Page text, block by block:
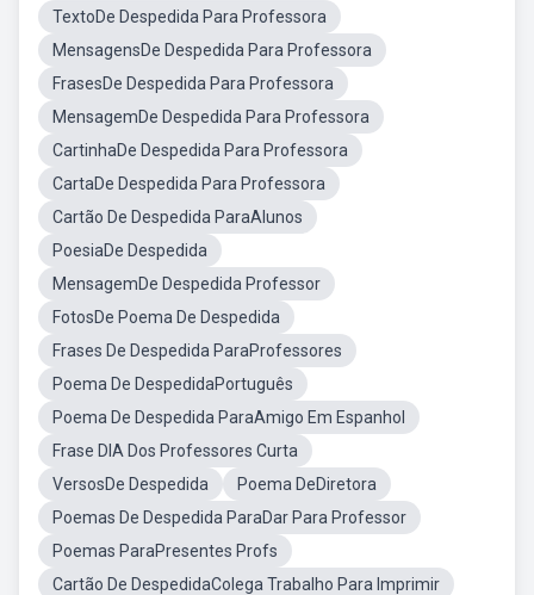
TextoDe Despedida Para Professora
MensagensDe Despedida Para Professora
FrasesDe Despedida Para Professora
MensagemDe Despedida Para Professora
CartinhaDe Despedida Para Professora
CartaDe Despedida Para Professora
Cartão De Despedida ParaAlunos
PoesiaDe Despedida
MensagemDe Despedida Professor
FotosDe Poema De Despedida
Frases De Despedida ParaProfessores
Poema De DespedidaPortuguês
Poema De Despedida ParaAmigo Em Espanhol
Frase DIA Dos Professores Curta
VersosDe Despedida
Poema DeDiretora
Poemas De Despedida ParaDar Para Professor
Poemas ParaPresentes Profs
Cartão De DespedidaColega Trabalho Para Imprimir